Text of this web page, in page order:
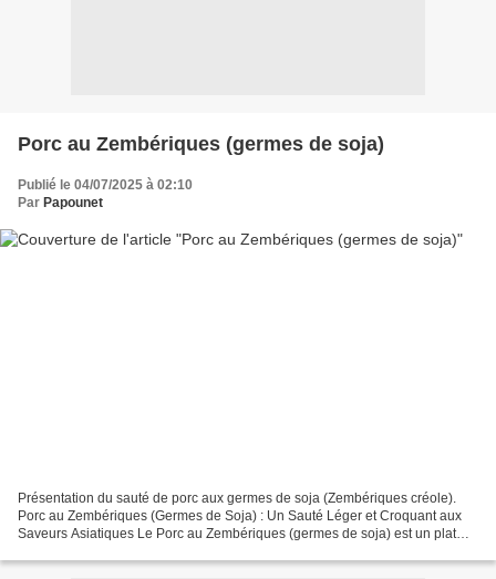
Porc au Zembériques (germes de soja)
Publié le 04/07/2025 à 02:10
Par Papounet
Présentation du sauté de porc aux germes de soja (Zembériques créole).
Porc au Zembériques (Germes de Soja) : Un Sauté Léger et Croquant aux
Saveurs Asiatiques Le Porc au Zembériques (germes de soja) est un plat